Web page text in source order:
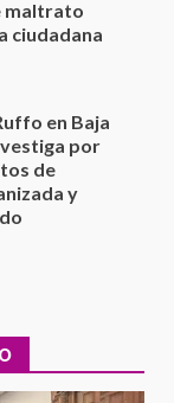
de
y
Oaxaca-
de la
General